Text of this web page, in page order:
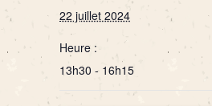
22 juillet 2024
Heure :
13h30 - 16h15